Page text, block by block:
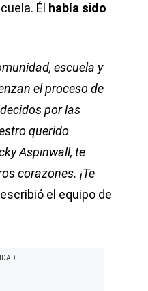
Él había sido
escuela y
el proceso de
por las
querido
Aspinwall, te
corazones. ¡Te
el equipo de